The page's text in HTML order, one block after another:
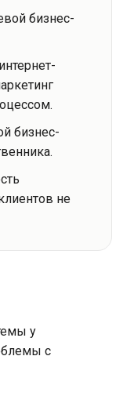
бизнес-
бизнес-
не
у
с